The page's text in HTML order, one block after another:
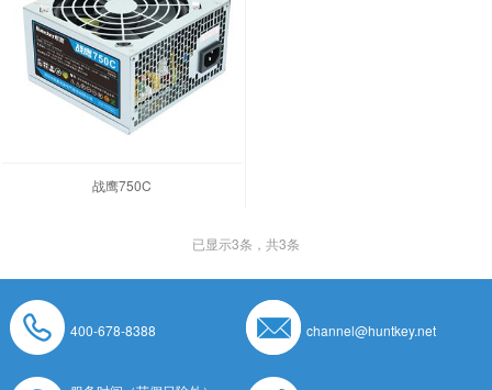
战鹰750C
已显示3条，共3条
400-678-8388 channel@huntkey.net